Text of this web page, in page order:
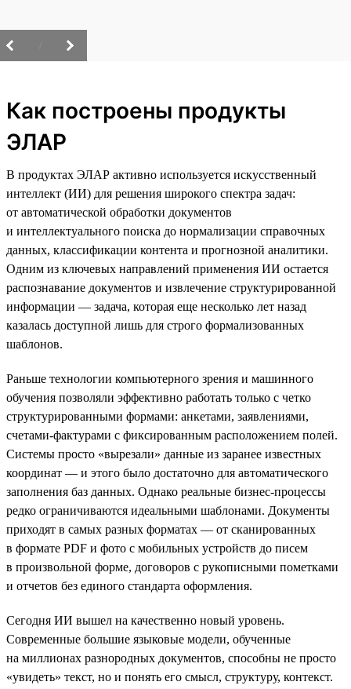
Как построены продукты
ЭЛАР
В продуктах ЭЛАР активно используется искусственный
интеллект (ИИ) для решения широкого спектра задач:
от автоматической обработки документов
и интеллектуального поиска до нормализации справочных
данных, классификации контента и прогнозной аналитики.
Одним из ключевых направлений применения ИИ остается
распознавание документов и извлечение структурированной
информации — задача, которая еще несколько лет назад
казалась доступной лишь для строго формализованных
шаблонов.
Раньше технологии компьютерного зрения и машинного
обучения позволяли эффективно работать только с четко
структурированными формами: анкетами, заявлениями,
счетами-фактурами с фиксированным расположением полей.
Системы просто «вырезали» данные из заранее известных
координат — и этого было достаточно для автоматического
заполнения баз данных. Однако реальные бизнес-процессы
редко ограничиваются идеальными шаблонами. Документы
приходят в самых разных форматах — от сканированных
в формате PDF и фото с мобильных устройств до писем
в произвольной форме, договоров с рукописными пометками
и отчетов без единого стандарта оформления.
Сегодня ИИ вышел на качественно новый уровень.
Современные большие языковые модели, обученные
на миллионах разнородных документов, способны не просто
«увидеть» текст, но и понять его смысл, структуру, контекст.